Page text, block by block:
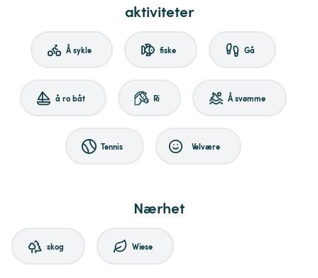
aktiviteter
Å sykle fiske Gå
å ro båt Ri Å svømme
Tennis Velvære
Nærhet
skog Wiese